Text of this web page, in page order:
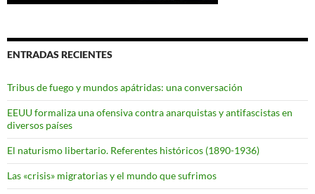
ENTRADAS RECIENTES
Tribus de fuego y mundos apátridas: una conversación
EEUU formaliza una ofensiva contra anarquistas y antifascistas en
diversos países
El naturismo libertario. Referentes históricos (1890-1936)
Las «crisis» migratorias y el mundo que sufrimos